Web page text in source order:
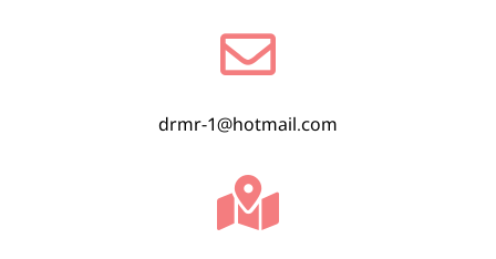
drmr-1@hotmail.com